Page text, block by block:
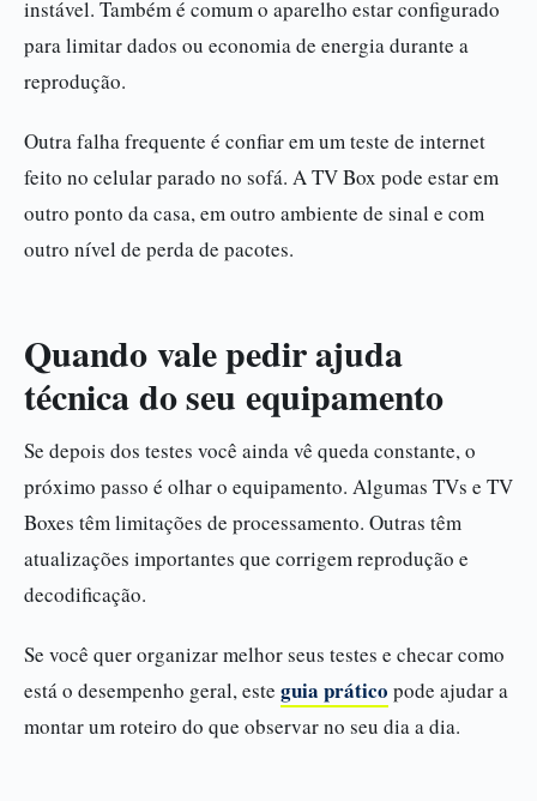
instável. Também é comum o aparelho estar configurado
para limitar dados ou economia de energia durante a
reprodução.
Outra falha frequente é confiar em um teste de internet
feito no celular parado no sofá. A TV Box pode estar em
outro ponto da casa, em outro ambiente de sinal e com
outro nível de perda de pacotes.
Quando vale pedir ajuda
técnica do seu equipamento
Se depois dos testes você ainda vê queda constante, o
próximo passo é olhar o equipamento. Algumas TVs e TV
Boxes têm limitações de processamento. Outras têm
atualizações importantes que corrigem reprodução e
decodificação.
Se você quer organizar melhor seus testes e checar como
está o desempenho geral, este guia prático pode ajudar a
montar um roteiro do que observar no seu dia a dia.